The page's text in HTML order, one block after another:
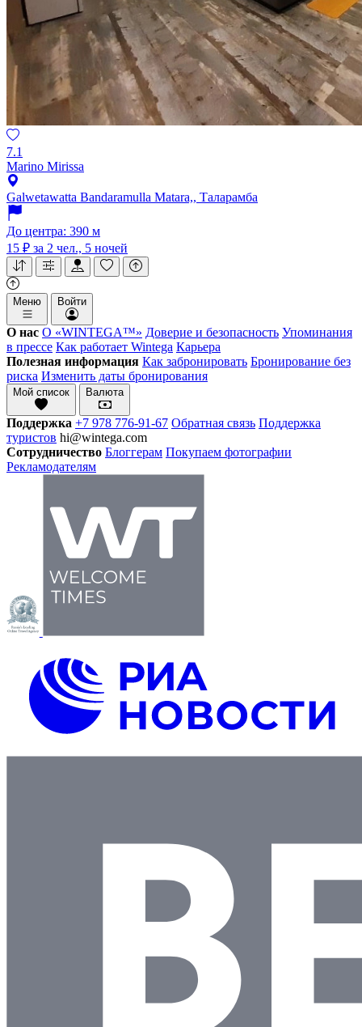
7.1
Marino Mirissa
Galwetawatta Bandaramulla Matara,, Таларамба
До центра: 390 м
15 ₽ за 2 чел., 5 ночей
Меню Войти
О нас О «WINTEGA™» Доверие и безопасность Упоминания
в прессе Как работает Wintega Карьера
Полезная информация Как забронировать Бронирование без
риска Изменить даты бронирования
Мой список Валюта
Поддержка +7 978 776-91-67 Обратная связь Поддержка
туристов hi@wintega.com
Сотрудничество Блоггерам Покупаем фотографии
Рекламодателям